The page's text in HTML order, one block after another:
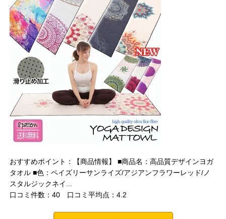
おすすめポイント：【商品情報】 ■商品名：高品質デザインヨガ
タオル ■色：ペイズリーサンライズ/アジアンフラワーレッド/ノ
スタルジックネイ...
口コミ件数：40 口コミ平均点：4.2